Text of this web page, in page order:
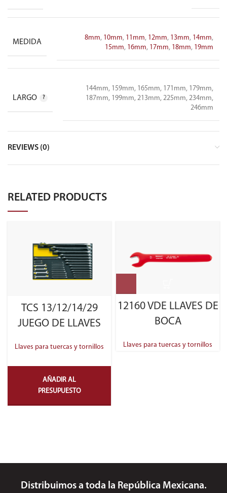
MEDIDA
8mm, 10mm, 11mm, 12mm, 13mm, 14mm,
15mm, 16mm, 17mm, 18mm, 19mm
LARGO
144mm, 159mm, 165mm, 171mm, 179mm,
187mm, 199mm, 213mm, 225mm, 234mm,
246mm
REVIEWS (0)
RELATED PRODUCTS
TCS 13/12/14/29
JUEGO DE LLAVES
Llaves para tuercas y tornillos
AÑADIR AL
PRESUPUESTO
12160 VDE LLAVES DE
BOCA
Llaves para tuercas y tornillos
Distribuimos a toda la República Mexicana.